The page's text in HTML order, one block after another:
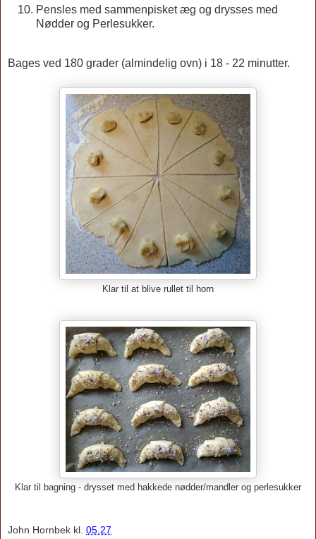
Pensles med sammenpisket æg og drysses med
Nødder og Perlesukker.
Bages ved 180 grader (almindelig ovn) i 18 - 22 minutter.
Klar til at blive rullet til horn
Klar til bagning - drysset med hakkede nødder/mandler og perlesukker
John Hornbek kl. 05.27